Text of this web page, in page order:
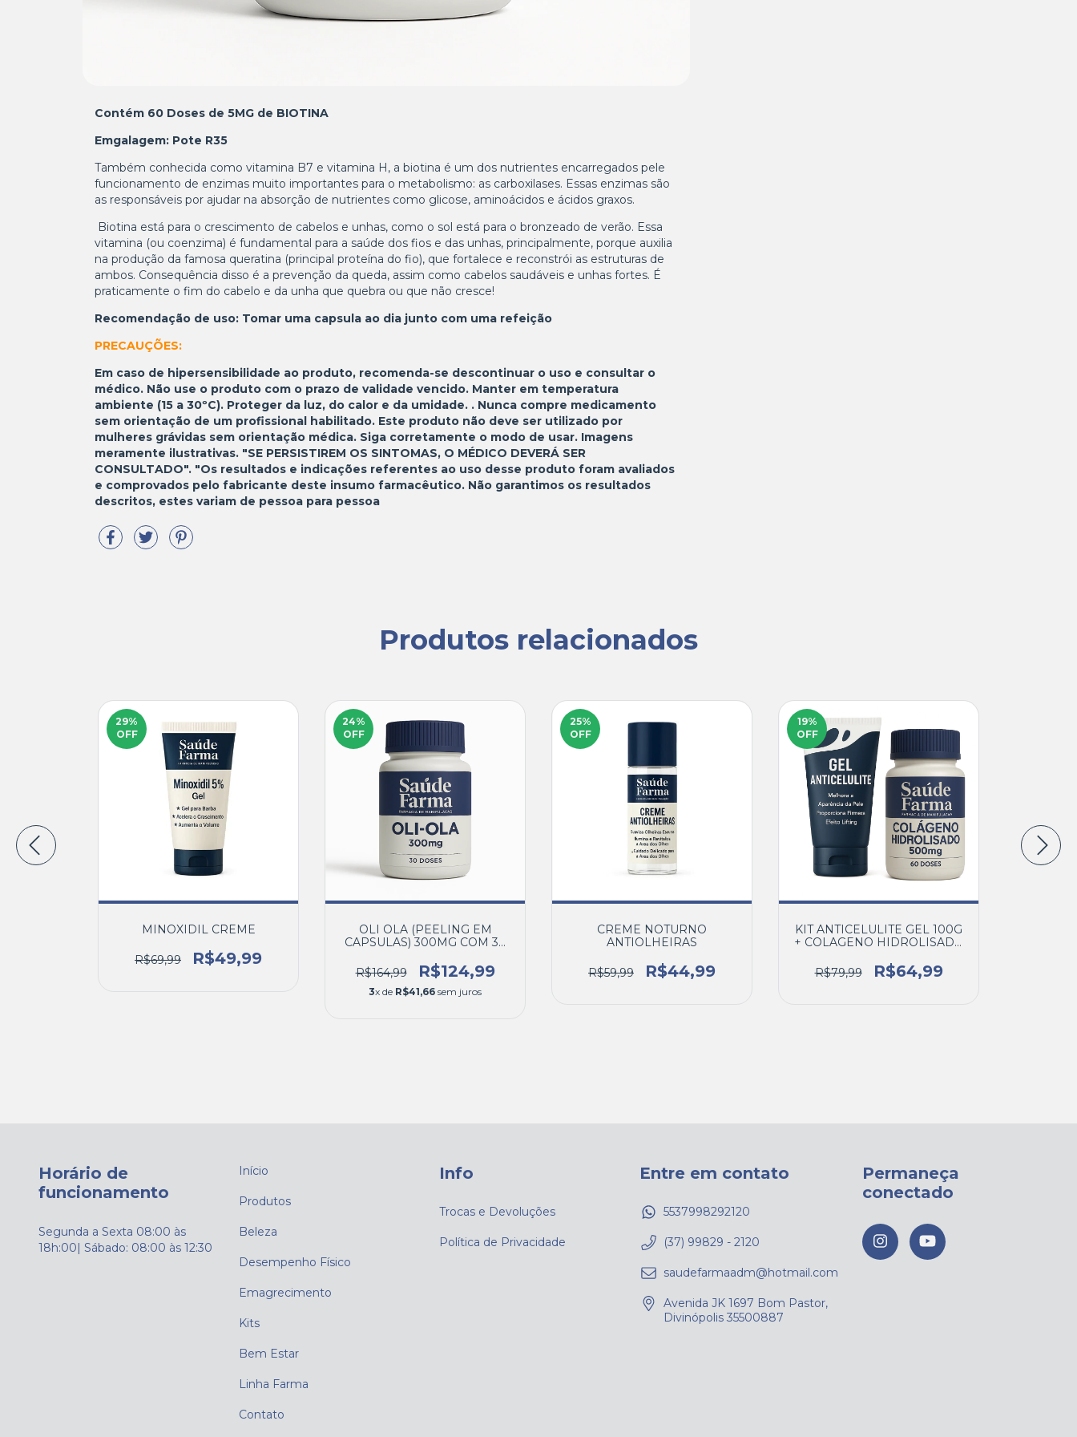
Contém 60 Doses de 5MG de BIOTINA
Emgalagem: Pote R35
Também conhecida como vitamina B7 e vitamina H, a biotina é um dos nutrientes encarregados pele
funcionamento de enzimas muito importantes para o metabolismo: as carboxilases. Essas enzimas são
as responsáveis por ajudar na absorção de nutrientes como glicose, aminoácidos e ácidos graxos.
Biotina está para o crescimento de cabelos e unhas, como o sol está para o bronzeado de verão. Essa
vitamina (ou coenzima) é fundamental para a saúde dos fios e das unhas, principalmente, porque auxilia
na produção da famosa queratina (principal proteína do fio), que fortalece e reconstrói as estruturas de
ambos. Consequência disso é a prevenção da queda, assim como cabelos saudáveis e unhas fortes. É
praticamente o fim do cabelo e da unha que quebra ou que não cresce!
Recomendação de uso: Tomar uma capsula ao dia junto com uma refeição
PRECAUÇÕES:
Em caso de hipersensibilidade ao produto, recomenda-se descontinuar o uso e consultar o
médico. Não use o produto com o prazo de validade vencido. Manter em temperatura
ambiente (15 a 30ºC). Proteger da luz, do calor e da umidade. . Nunca compre medicamento
sem orientação de um profissional habilitado. Este produto não deve ser utilizado por
mulheres grávidas sem orientação médica. Siga corretamente o modo de usar. Imagens
meramente ilustrativas. "SE PERSISTIREM OS SINTOMAS, O MÉDICO DEVERÁ SER
CONSULTADO". "Os resultados e indicações referentes ao uso desse produto foram avaliados
e comprovados pelo fabricante deste insumo farmacêutico. Não garantimos os resultados
descritos, estes variam de pessoa para pessoa
Produtos relacionados
29%
OFF
MINOXIDIL CREME
R$69,99 R$49,99
24%
OFF
OLI OLA (PEELING EM
CAPSULAS) 300MG COM 30
R$164,99
R$124,99
3x de R$41,66 sem juros
25%
OFF
CREME NOTURNO
ANTIOLHEIRAS
R$59,99 R$44,99
19%
OFF
KIT ANTICELULITE GEL 100G
+ COLAGENO HIDROLISADO
R$79,99
R$64,99
Horário de
funcionamento
Segunda a Sexta 08:00 às
18h:00| Sábado: 08:00 às 12:30
Início
Produtos
Beleza
Desempenho Físico
Emagrecimento
Kits
Bem Estar
Linha Farma
Contato
Info
Trocas e Devoluções
Política de Privacidade
Entre em contato
5537998292120
(37) 99829 - 2120
saudefarmaadm@hotmail.com
Avenida JK 1697 Bom Pastor,
Divinópolis 35500887
Permaneça
conectado